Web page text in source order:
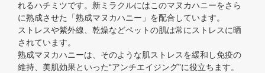
れるハチミツです。新ミラクルにはこのマヌカハニーをさら
に熟成させた「熟成マヌカハニー」を配合しています。
ストレスや紫外線、乾燥などペットの肌は常にストレスに晒
されています。
熟成マヌカハニーは、そのような肌ストレスを緩和し免疫の
維持、美肌効果といった“アンチエイジング”に役立ちます。